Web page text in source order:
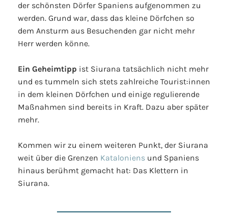
der schönsten Dörfer Spaniens aufgenommen zu
werden. Grund war, dass das kleine Dörfchen so
dem Ansturm aus Besuchenden gar nicht mehr
Herr werden könne.
Ein Geheimtipp ist Siurana tatsächlich nicht mehr
und es tummeln sich stets zahlreiche Tourist:innen
in dem kleinen Dörfchen und einige regulierende
Maßnahmen sind bereits in Kraft. Dazu aber später
mehr.
Kommen wir zu einem weiteren Punkt, der Siurana
weit über die Grenzen Kataloniens und Spaniens
hinaus berühmt gemacht hat: Das Klettern in
Siurana.